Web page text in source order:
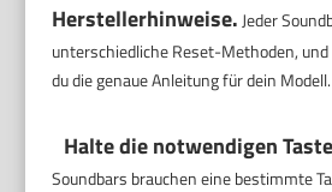
Herstellerhinweise. Jeder
unterschiedliche Reset-Methoden,
du die genaue Anleitung für dein Modell.
Halte die notwendigen
Soundbars brauchen eine bestimmte